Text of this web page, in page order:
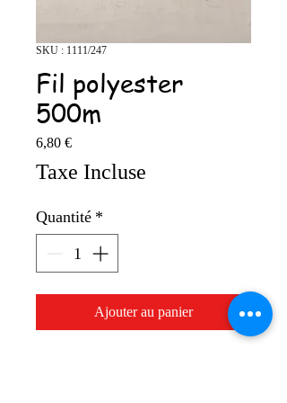
SKU : 1111/247
Fil polyester
500m
6,80 €Prix
Taxe Incluse
Quantité *
Ajouter au panier